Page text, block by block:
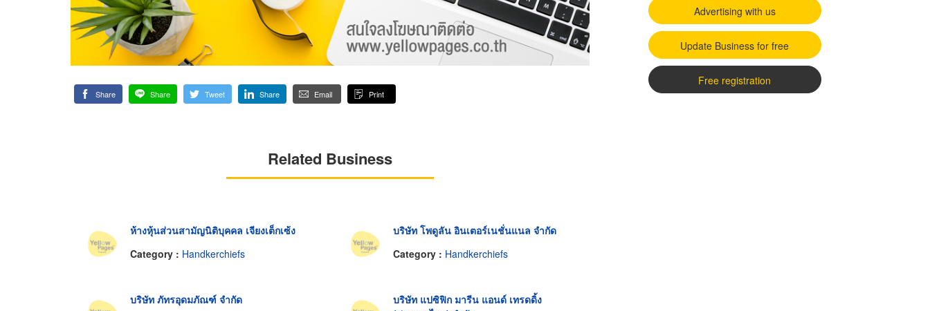
Share Share Tweet Share Email Print
Related Business
ห้างหุ้นส่วนสามัญนิติบุคคล เจียงเต็กเซ้ง
Category : Handkerchiefs
บริษัท โพดูลัน อินเตอร์เนชั่นแนล จำกัด
Category : Handkerchiefs
บริษัท ภัทรอุดมภัณฑ์ จำกัด
บริษัท แปซิฟิก มารีน แอนด์ เทรดดิ้ง
Advertising with us
Update Business for free
Free registration